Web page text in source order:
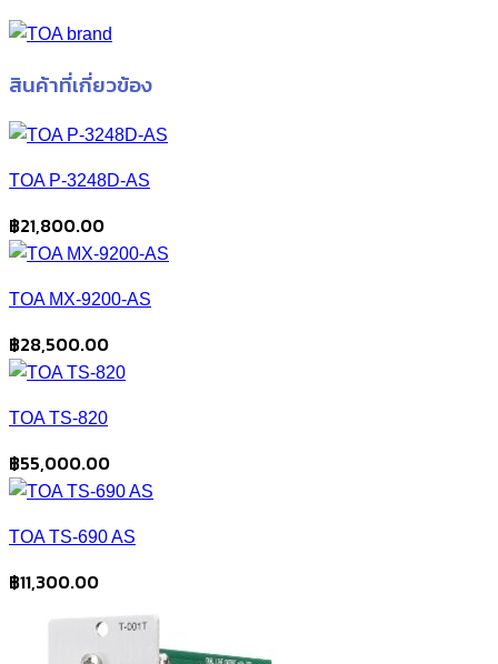
สินค้าที่เกี่ยวข้อง
TOA P-3248D-AS
฿21,800.00
TOA MX-9200-AS
฿28,500.00
TOA TS-820
฿55,000.00
TOA TS-690 AS
฿11,300.00